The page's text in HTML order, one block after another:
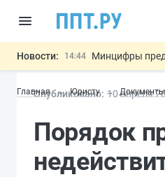
Новости: 14:44 Минцифры
13:16 Могут
11:31
Важно
Главная Юристу Документы
Опубликовано: 10 апреля
Порядок